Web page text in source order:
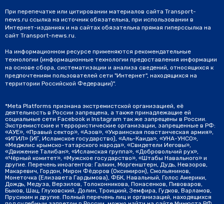
При перепечатке или цитировании материалов сайта Transport-
news.ru ссылка на источник обязательна, при использовании в
Интернет-изданиях и на сайтах обязательна прямая гиперссылка на
сайт Transport-news.ru.
На информационном ресурсе применяются рекомендательные
технологии (информационные технологии предоставления информации
на основе сбора, систематизации и анализа сведений, относящихся к
предпочтениям пользователей сети "Интернет", находящихся на
территории Российской Федерации)".
*Meta Platforms признана экстремистской организацией, её
деятельность в России запрещена, а также принадлежащие ей
социальные сети Facebook и Instagram так же запрещены в России.
Экстремистские и террористические организации, запрещенные в РФ:
«АУЕ», «Правый сектор», «Азов», «Украинская повстанческая армия»,
«ИГИЛ» (ИГ, Исламское государство), «Аль-Каида», «УНА-УНСО»,
«Меджлис крымско-татарского народа», «Свидетели Иеговы»,
«Движение Талибан», «Исламская группа», «Добровольчий рух»,
«Чёрный комитет», «Мужское государство», «Штабы Навального» и
другие. Перечень иноагентов: Галкин, Моргенштерн, Дудь, Невзоров,
Макаревич, Гордон, Мирон Фёдоров (Оксимирон), Смольянинов,
Монеточка (Елизавета Гардымова), ФБК, Навальный, Голос Америки,
Дождь, Медуза, Верзилов, Толоконникова, Понасенков, Пивоваров,
Быков, Шац, Глуховский, Долин, Троицкий, Земфира, Гудков, Варламов,
Прусикин и другие. Полный перечень лиц и организаций, находящихся